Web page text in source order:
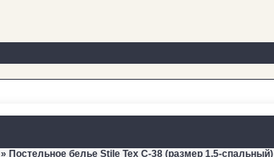
» Постельное белье Stile Tex C-38 (размер 1,5-спальный)